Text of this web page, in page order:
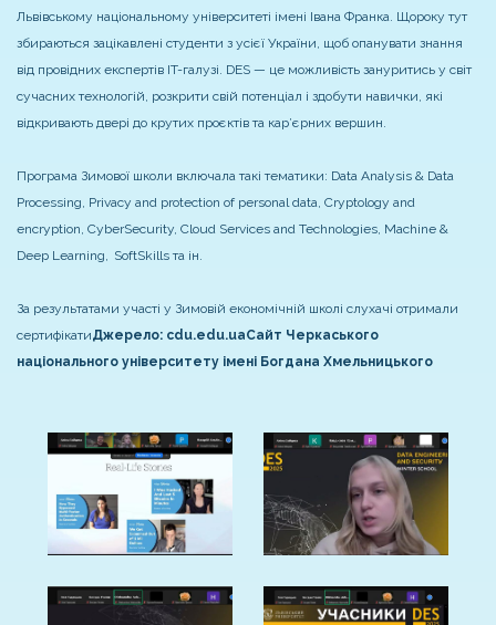
Львівському національному університеті імені Івана Франка. Щороку тут
збираються зацікавлені студенти з усієї України, щоб опанувати знання
від провідних експертів IT-галузі. DES — це можливість зануритись у світ
сучасних технологій, розкрити свій потенціал і здобути навички, які
відкривають двері до крутих проєктів та кар’єрних вершин.
Програма Зимової школи включала такі тематики: Data Analysis & Data
Processing, Privacy and protection of personal data, Cryptology and
encryption, CyberSecurity, Cloud Services and Technologies, Machine &
Deep Learning, SoftSkills та ін.
За результатами участі у Зимовій економічній школі слухачі отримали
сертифікатиДжерело: cdu.edu.uaСайт Черкаського
національного університету імені Богдана Хмельницького